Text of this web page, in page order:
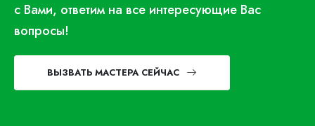
с Вами, ответим на все интересующие Вас
вопросы!
ВЫЗВАТЬ МАСТЕРА СЕЙЧАС